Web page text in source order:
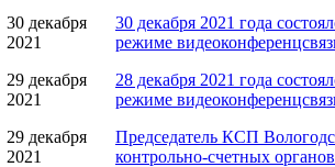
30 декабря
2021
30 декабря 2021 года
режиме
29 декабря
2021
28 декабря 2021 года
режиме
29 декабря
2021
Председатель КСП
контрольно-счетных